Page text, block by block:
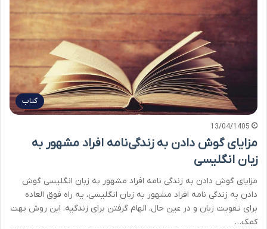
کتاب
13/04/1405
مزایای گوش دادن به زندگی‌نامه افراد مشهور به
زبان انگلیسی
مزایای گوش دادن به زندگی نامه افراد مشهور به زبان انگلیسی گوش
دادن به زندگی نامه افراد مشهور به زبان انگلیسی، یه راه فوق العاده
برای تقویت زبان و در عین حال، الهام گرفتن برای زندگیه. این روش بهت
کمک…